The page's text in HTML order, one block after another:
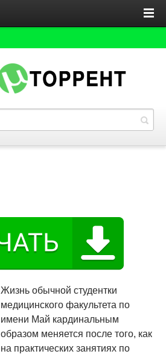
Жизнь обычной студентки
медицинского факультета по
имени Май кардинальным
образом меняется после того, как
на практических занятиях по